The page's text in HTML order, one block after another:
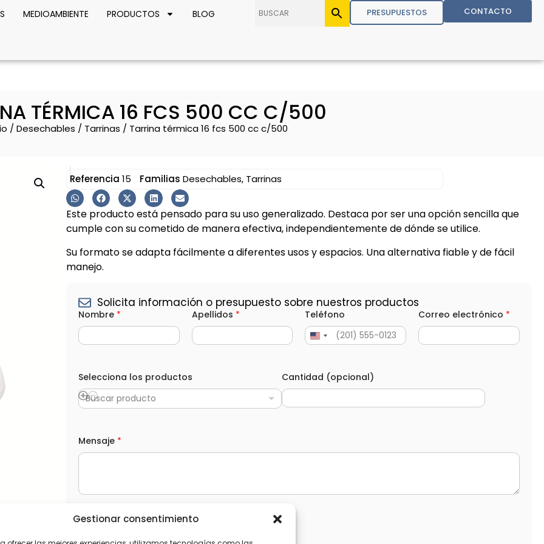
Gestionar consentimiento
MEDIOAMBIENTE PRODUCTOS BLOG PRESUPUESTOS CONTACTO
TÉRMICA 16 FCS 500 CC C/500
/ Desechables / Tarrinas / Tarrina térmica 16 fcs 500 cc c/500
Referencia 15 Familias Desechables, Tarrinas
Este producto está pensado para su uso generalizado. Destaca por ser una opción sencilla que
cumple con su cometido de manera efectiva, independientemente de dónde se utilice.
Su formato se adapta fácilmente a diferentes usos y espacios. Una alternativa fiable y de fácil
manejo.
Solicita información o presupuesto sobre nuestros productos
Nombre * Apellidos * Teléfono Correo electrónico *
Selecciona los productos
Buscar producto
Cantidad (opcional)
*
A
l
d
o
Mensaje *
L
He leído y acepto laPolítica de privacidad